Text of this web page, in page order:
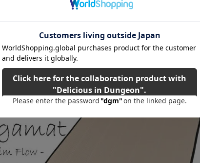
入はこちら！